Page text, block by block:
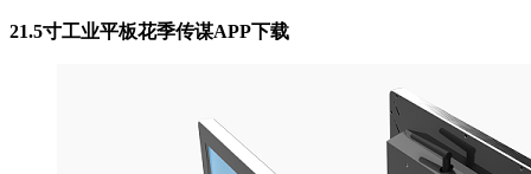
21.5寸工业平板花季传谋APP下载